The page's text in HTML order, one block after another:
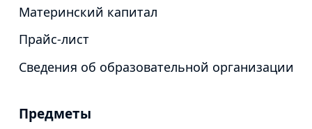
Материнский капитал
Прайс-лист
Сведения об образовательной организации
Предметы